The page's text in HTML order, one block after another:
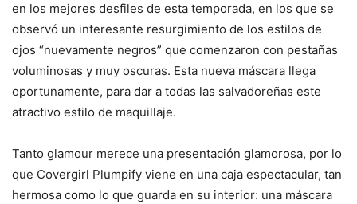
en los mejores desfiles de esta temporada, en los que se
observó un interesante resurgimiento de los estilos de
ojos “nuevamente negros” que comenzaron con pestañas
voluminosas y muy oscuras. Esta nueva máscara llega
oportunamente, para dar a todas las salvadoreñas este
atractivo estilo de maquillaje.
Tanto glamour merece una presentación glamorosa, por lo
que Covergirl Plumpify viene en una caja espectacular, tan
hermosa como lo que guarda en su interior: una máscara